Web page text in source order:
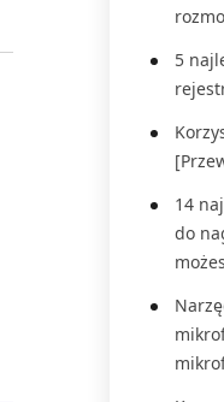
5
14
do